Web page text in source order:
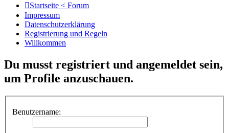
Startseite < Forum
Impressum
Datenschutzerklärung
Registrierung und Regeln
Willkommen
Du musst registriert und angemeldet sein,
um Profile anzuschauen.
Benutzername: